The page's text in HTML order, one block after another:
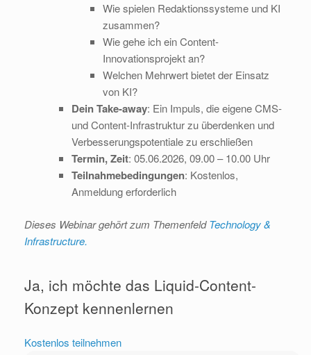
Wie spielen Redaktionssysteme und KI
zusammen?
Wie gehe ich ein Content-
Innovationsprojekt an?
Welchen Mehrwert bietet der Einsatz
von KI?
Dein Take-away: Ein Impuls, die eigene CMS-
und Content-Infrastruktur zu überdenken und
Verbesserungspotentiale zu erschließen
Termin, Zeit: 05.06.2026, 09.00 – 10.00 Uhr
Teilnahmebedingungen: Kostenlos,
Anmeldung erforderlich
Dieses Webinar gehört zum ThemenfeldTechnology &
Infrastructure.
Ja, ich möchte das Liquid-Content-
Konzept kennenlernen
Kostenlos teilnehmen